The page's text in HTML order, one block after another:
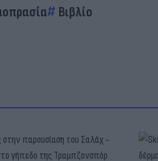
Βιβλίο